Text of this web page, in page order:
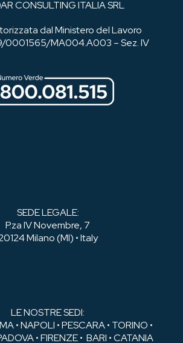
CONSULTING ITALIA SRL
dal Ministero del Lavoro
0001565/MA004.A003 – Sez. IV
SEDE LEGALE:
P.za IV Novembre, 7
Milano (MI) • Italy
LE NOSTRE SEDI:
• NAPOLI • PESCARA • TORINO •
• FIRENZE • BARI • CATANIA